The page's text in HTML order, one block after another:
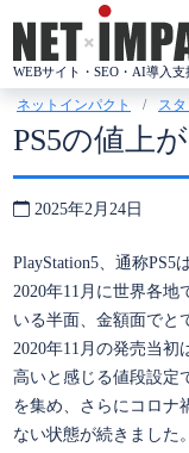
テ
ツ
へ
ス
キ
プ
WEBサイト・SEO・AI導入
ネットインパクト ス
PS5の値上
2025年2月24日
PlayStation5、通称PS5
2020年11月に世界各
いる半面、金額面でと
2020年11月の発売当初
高いと感じる値段設定
を集め、さらにコロナ
ない状態が続きました。